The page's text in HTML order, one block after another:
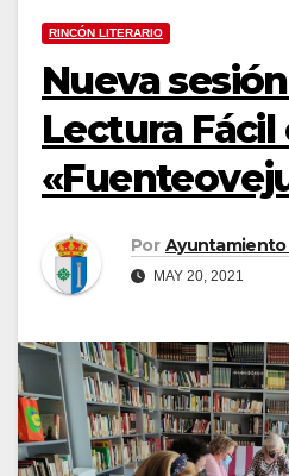
RINCÓN LITERARIO
Nueva
Lectura Fácil
Por Ayuntamiento
MAY 20, 2021